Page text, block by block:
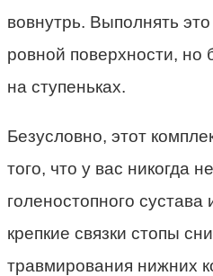
вовнутрь. Выполнять
ровной поверхности,
на ступеньках.
Безусловно, этот
того, что у вас никогда
голеностопного
крепкие связки стопы
травмирования нижних